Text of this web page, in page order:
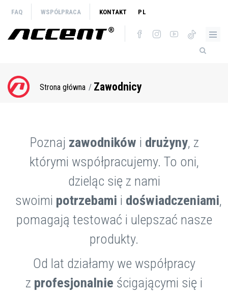
treści
FAQ WSPÓŁPRACA KONTAKT PL
Ścieżka
Strona główna Zawodnicy
Poznaj zawodników i drużyny, z
którymi współpracujemy. To oni,
dzieląc się z nami
swoimi potrzebami i doświadczeniami,
pomagają testować i ulepszać nasze
produkty.
Od lat działamy we współpracy
z profesjonalnie ścigającymi się i